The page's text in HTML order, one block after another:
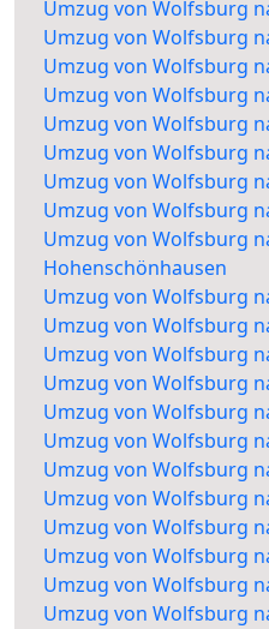
Umzug von Wolfsburg
Umzug von Wolfsburg
Umzug von Wolfsburg
Umzug von Wolfsburg
Umzug von Wolfsburg
Umzug von Wolfsburg
Umzug von Wolfsburg
Umzug von Wolfsburg
Umzug von Wolfsburg
Hohenschönhausen
Umzug von Wolfsburg
Umzug von Wolfsburg
Umzug von Wolfsburg
Umzug von Wolfsburg
Umzug von Wolfsburg
Umzug von Wolfsburg
Umzug von Wolfsburg
Umzug von Wolfsburg
Umzug von Wolfsburg
Umzug von Wolfsburg
Umzug von Wolfsburg
Umzug von Wolfsburg